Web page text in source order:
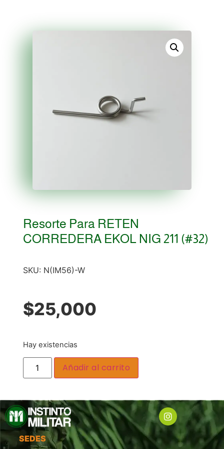
Resorte Para RETEN
CORREDERA EKOL NIG 211 (#32)
SKU: N(IM56)-W
$25,000
Hay existencias
Añadir al carrito
SEDES